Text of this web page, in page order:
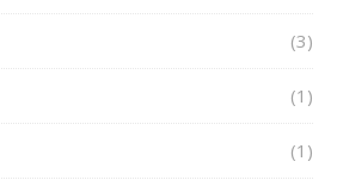
(3)
(1)
(1)